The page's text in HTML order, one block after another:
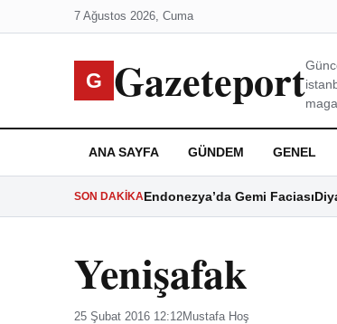
7 Ağustos 2026, Cuma
G Gazeteport
ANA SAYFA GÜNDEM GENEL
SON DAKIKAEndonezya’da Gemi Faciası
Yenişafak
25 Şubat 2016 12:12Mustafa Hoş